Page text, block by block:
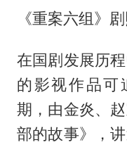
《重案六组》
在国剧发展历
的影视作品可
期，由金炎、
部的故事》，